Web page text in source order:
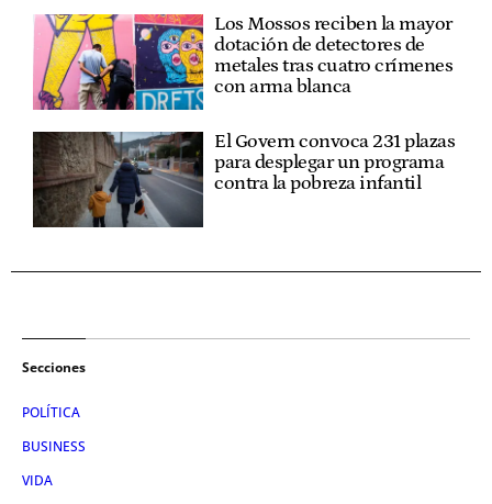
Los Mossos reciben la mayor
dotación de detectores de
metales tras cuatro crímenes
con arma blanca
El Govern convoca 231 plazas
para desplegar un programa
contra la pobreza infantil
Secciones
POLÍTICA
BUSINESS
VIDA